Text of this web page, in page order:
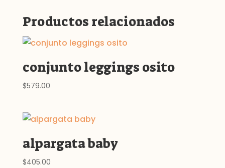
Productos relacionados
conjunto leggings osito
$579.00
alpargata baby
$405.00